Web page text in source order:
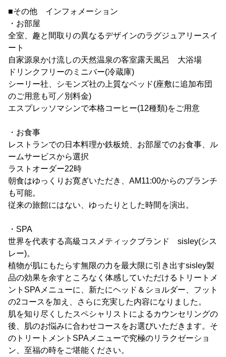
■その他 インフォメーション
・お部屋
全室、趣と間取りの異なるデザインのラグジュアリースイ
ート
自家源泉かけ流しの天然温泉の客室露天風呂 大浴場
ドリンクフリーのミニバー(冷蔵庫)
シーリー社、シモンズ社の上質なベッド(座敷に追加布団
のご用意も可／別料金)
エスプレッソマシンで本格コーヒー(12種類)をご用意
・お食事
レストランでの日本料理か鉄板焼、お部屋でのお食事、ル
ームサービスから選択
ラストオーダー22時
朝食はゆっくりお寛ぎいただき、AM11:00からのブランチ
も可能。
従来の旅館にはない、ゆったりとした時間を演出。
・SPA
世界を代表する高級コスメティックブランド sisley(シス
レー)。
植物が肌にもたらす無限の力を最大限に引き出すsisley製
品の効果を余すところなく体感していただけるトリートメ
ントSPAメニューに、新たにヘッド＆ショルダー、フット
の2コースを加え、さらに充実した内容になりました。
肌を知り尽くしたスペシャリストによるカウンセリングの
後、肌のお悩みに合わせコースをお選びいただきます。そ
のトリートメントSPAメニューで究極のリラクゼーショ
ン、至福の時をご堪能ください。